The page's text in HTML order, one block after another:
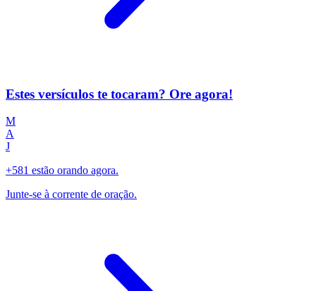
Estes versículos te tocaram? Ore agora!
M
A
J
+581 estão orando agora.
Junte-se à corrente de oração.